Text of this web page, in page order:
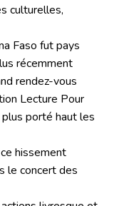
culturelles,
Faso fut pays
récemment
rendez-vous
Lecture Pour
porté haut les
hissement
le concert des